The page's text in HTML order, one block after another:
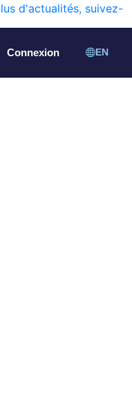
d'actualités, suivez-
Connexion EN